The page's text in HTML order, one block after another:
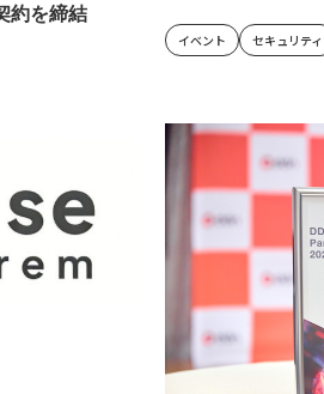
約を締結
イベント セキュリティ